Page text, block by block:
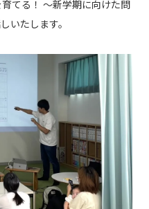
てる！ ～新学期に向けた問
いたします。